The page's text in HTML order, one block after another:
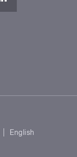
English